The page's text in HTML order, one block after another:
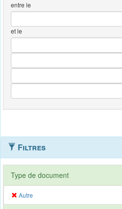
entre le
et le
Filtres
Type de document
Autre